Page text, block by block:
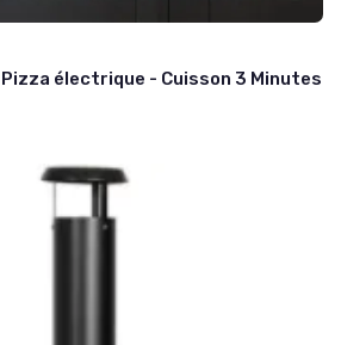
électrique - Cuisson 3 Minutes